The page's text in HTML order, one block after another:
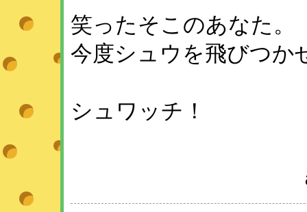
笑ったそこのあなた。
今度シュウを飛びつか
シュワッチ！